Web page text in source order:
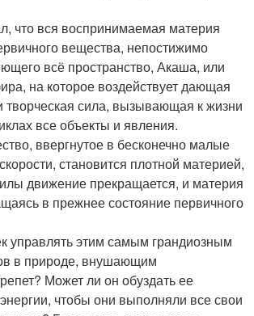
что вся воспринимаемая материя
вещества, непостижимо
всё пространство, Акаша, или
на которое воздействует дающая
творческая сила, вызывающая к жизни
все объекты и явления.
ввергнутое в бесконечно малые
становится плотной материей,
движение прекращается, и материя
в прежнее состояние первичного
управлять этим самым грандиозным
в природе, внушающим
Может ли он обуздать ее
чтобы они выполняли все свои